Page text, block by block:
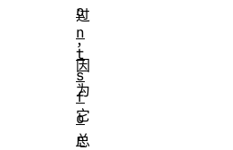
过
，
因
为
它
总
o
n
t
s
f
o
r